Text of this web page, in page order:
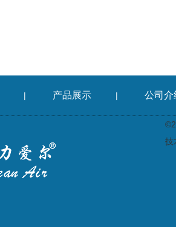
| 产品展示 | 公司介
技